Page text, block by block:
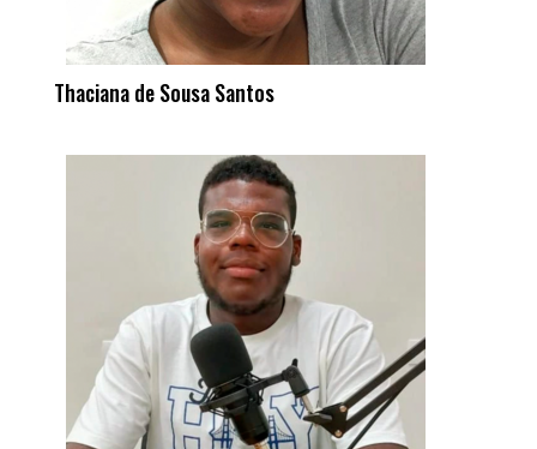
Thaciana de Sousa Santos